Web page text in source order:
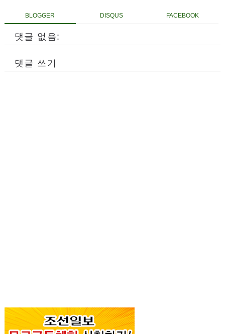
BLOGGER DISQUS FACEBOOK
댓글 없음:
댓글 쓰기